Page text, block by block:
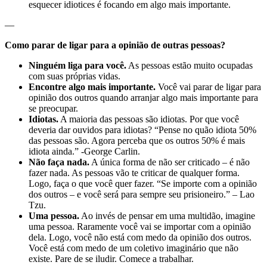
esquecer idiotices é focando em algo mais importante.
—
Como parar de ligar para a opinião de outras pessoas?
Ninguém liga para você. As pessoas estão muito ocupadas
com suas próprias vidas.
Encontre algo mais importante. Você vai parar de ligar para
opinião dos outros quando arranjar algo mais importante para
se preocupar.
Idiotas. A maioria das pessoas são idiotas. Por que você
deveria dar ouvidos para idiotas? “Pense no quão idiota 50%
das pessoas são. Agora perceba que os outros 50% é mais
idiota ainda.” -George Carlin.
Não faça nada. A única forma de não ser criticado – é não
fazer nada. As pessoas vão te criticar de qualquer forma.
Logo, faça o que você quer fazer. “Se importe com a opinião
dos outros – e você será para sempre seu prisioneiro.” – Lao
Tzu.
Uma pessoa. Ao invés de pensar em uma multidão, imagine
uma pessoa. Raramente você vai se importar com a opinião
dela. Logo, você não está com medo da opinião dos outros.
Você está com medo de um coletivo imaginário que não
existe. Pare de se iludir. Comece a trabalhar.